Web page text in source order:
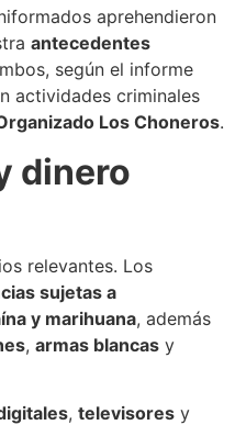
aprehendieron
antecedentes
según el informe
actividades criminales
Los Choneros.
dinero
relevantes. Los
sujetas a
y marihuana, además
, armas blancas y
, televisores y